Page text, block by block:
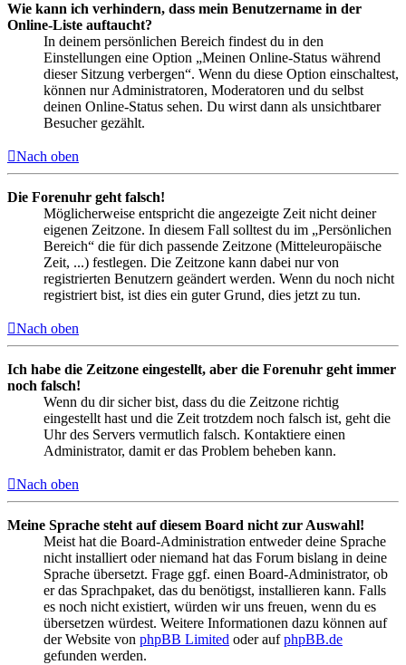
Wie kann ich verhindern, dass mein Benutzername in der
Online-Liste auftaucht?
In deinem persönlichen Bereich findest du in den
Einstellungen eine Option „Meinen Online-Status während
dieser Sitzung verbergen“. Wenn du diese Option einschaltest,
können nur Administratoren, Moderatoren und du selbst
deinen Online-Status sehen. Du wirst dann als unsichtbarer
Besucher gezählt.
Nach oben
Die Forenuhr geht falsch!
Möglicherweise entspricht die angezeigte Zeit nicht deiner
eigenen Zeitzone. In diesem Fall solltest du im „Persönlichen
Bereich“ die für dich passende Zeitzone (Mitteleuropäische
Zeit, ...) festlegen. Die Zeitzone kann dabei nur von
registrierten Benutzern geändert werden. Wenn du noch nicht
registriert bist, ist dies ein guter Grund, dies jetzt zu tun.
Nach oben
Ich habe die Zeitzone eingestellt, aber die Forenuhr geht immer
noch falsch!
Wenn du dir sicher bist, dass du die Zeitzone richtig
eingestellt hast und die Zeit trotzdem noch falsch ist, geht die
Uhr des Servers vermutlich falsch. Kontaktiere einen
Administrator, damit er das Problem beheben kann.
Nach oben
Meine Sprache steht auf diesem Board nicht zur Auswahl!
Meist hat die Board-Administration entweder deine Sprache
nicht installiert oder niemand hat das Forum bislang in deine
Sprache übersetzt. Frage ggf. einen Board-Administrator, ob
er das Sprachpaket, das du benötigst, installieren kann. Falls
es noch nicht existiert, würden wir uns freuen, wenn du es
übersetzen würdest. Weitere Informationen dazu können auf
der Website von phpBB Limited oder aufphpBB.de
gefunden werden.